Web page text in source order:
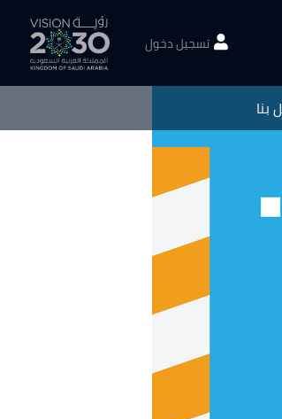
تسجيل دخول
بنا